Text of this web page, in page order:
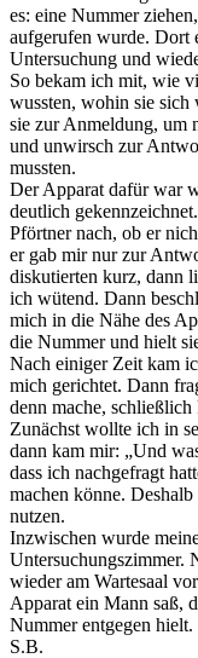
es: eine Nummer
aufgerufen wurde. Dort
Untersuchung und
So bekam ich mit, wie
wussten, wohin sie sich
sie zur Anmeldung, um
und unwirsch zur
mussten.
Der Apparat dafür war
deutlich
Pförtner nach, ob er
er gab mir nur zur
diskutierten kurz, dann
ich wütend. Dann
mich in die Nähe des
die Nummer und hielt
Nach einiger Zeit kam
mich gerichtet. Dann
denn mache,
Zunächst wollte ich in
dann kam mir: „Und
dass ich nachgefragt
machen könne.
nutzen.
Inzwischen wurde
Untersuchungszimmer.
wieder am Wartesaal
Apparat ein Mann saß,
Nummer entgegen hielt.
S.B.